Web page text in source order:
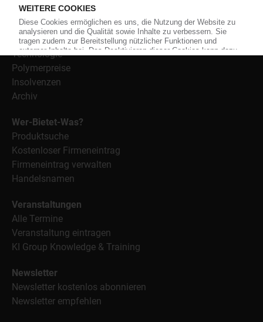
Nachrichten
Alle Nachrichten
Branche
Technologie
Polymerpreise
Insolvenzen
Archiv
Wer-Bietet-Was?
Produktsuche
Kostenloser Firmeneintrag
Firmeneintrag verwalten
Handelsnamen
Veranstaltungen
Alle Termine
Veranstaltung eintragen
KI Group Knowledge & Training
Newsletter
Newsletter kostenlos abonnieren
Newsletter empfehlen